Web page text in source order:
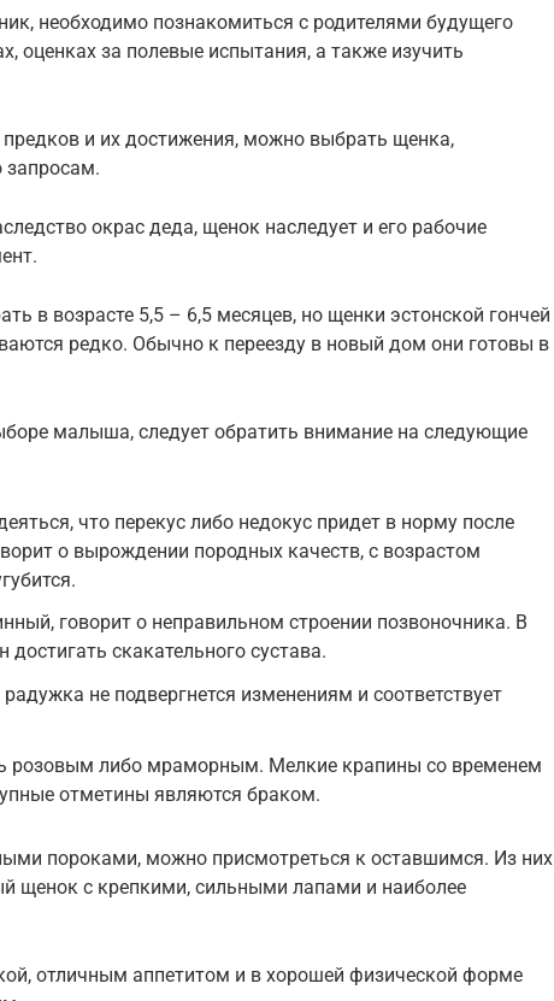
необходимо познакомиться с родителями будущего
оценках за полевые испытания, а также изучить
предков и их достижения, можно выбрать щенка,
окрас деда, щенок наследует и его рабочие
в возрасте 5,5 – 6,5 месяцев, но щенки эстонской гончей
редко. Обычно к переезду в новый дом они готовы в
малыша, следует обратить внимание на следующие
что перекус либо недокус придет в норму после
о вырождении породных качеств, с возрастом
говорит о неправильном строении позвоночника. В
достигать скакательного сустава.
не подвергнется изменениям и соответствует
розовым либо мраморным. Мелкие крапины со временем
отметины являются браком.
пороками, можно присмотреться к оставшимся. Из них
щенок с крепкими, сильными лапами и наиболее
отличным аппетитом и в хорошей физической форме